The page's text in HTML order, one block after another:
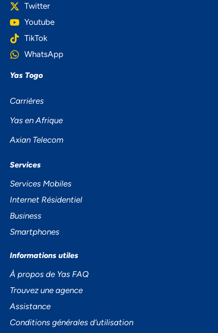
Twitter
Youtube
TikTok
WhatsApp
Yas Togo
Carrières
Yas en Afrique
Axian Telecom
Services
Services Mobiles
Internet Résidentiel
Business
Smartphones
Informations utiles
À propos de Yas FAQ
Trouvez une agence
Assistance
Conditions générales d’utilisation
NOUS ACCORDONS DE
L'IMPORTANCE À VOTRE VIE
PRIVÉE